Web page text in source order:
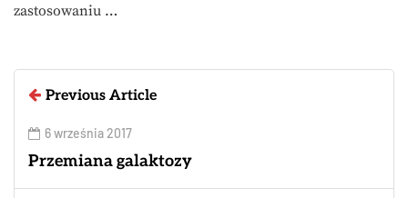
zastosowaniu …
Previous Article
6 września 2017
Przemiana galaktozy